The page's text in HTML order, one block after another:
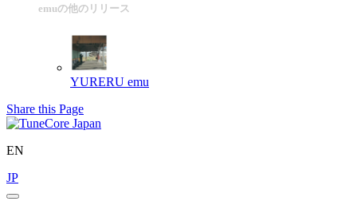
emuの他のリリース
YURERU emu
Share this Page
EN
JP